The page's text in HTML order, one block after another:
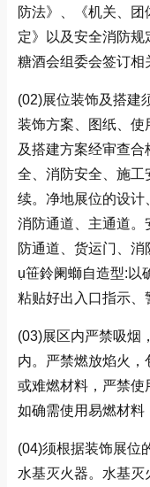
防法》、《机关、
定》以及安全消防规
糖酒会组委会签订相
(02)展位装饰及搭建
装饰方案、图纸、使
及搭建方案经审查
全、消防安全、施工
续。净地展位的设计
消防通道、主通道。
防通道、货运门、
ụ笹鈴阑螄自造型:以
粘贴好出入口指示、
(03)展区内严禁吸烟
内。严禁燃放焰火
或难燃材料，严禁使
如确需使用易燃材料
(04)须根据装饰展位
水基灭火器。水基